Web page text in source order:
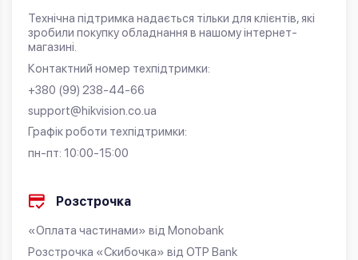
Технічна підтримка надається тільки для клієнтів, які
зробили покупку обладнання в нашому інтернет-
магазині.
Контактний номер техпідтримки:
+380 (99) 238-44-66
support@hikvision.co.ua
Графік роботи техпідтримки:
пн-пт: 10:00-15:00
Розстрочка
«Оплата частинами» від Monobank
Розстрочка «Скибочка» від OTP Bank